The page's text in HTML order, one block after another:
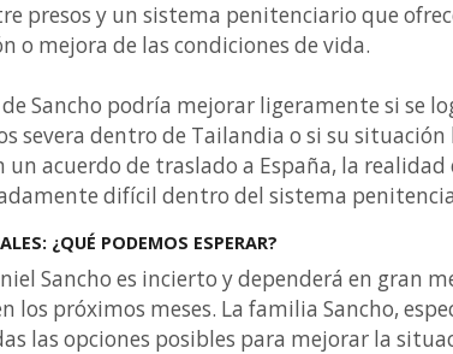
presos y un sistema penitenciario que
o mejora de las condiciones de vida.
Sancho podría mejorar ligeramente si se
severa dentro de Tailandia o si su
un acuerdo de traslado a España, la
difícil dentro del sistema
¿QUÉ PODEMOS ESPERAR?
Sancho es incierto y dependerá en gran
los próximos meses. La familia Sancho,
las opciones posibles para mejorar la